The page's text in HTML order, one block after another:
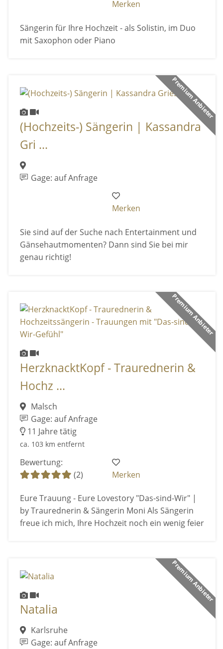
Merken
Sängerin für Ihre Hochzeit - als Solistin, im Duo
mit Saxophon oder Piano
Premium Anbieter
(Hochzeits-) Sängerin | Kassandra
Gri ...
Gage: auf Anfrage
Merken
Sie sind auf der Suche nach Entertainment und
Gänsehautmomenten? Dann sind Sie bei mir
genau richtig!
Premium Anbieter
HerzknacktKopf - Traurednerin &
Hochz ...
Malsch
Gage: auf Anfrage
11 Jahre tätig
ca. 103 km entfernt
Bewertung:
(2)
Merken
Eure Trauung - Eure Lovestory "Das-sind-Wir" |
by Traurednerin & Sängerin Moni Als Sängerin
freue ich mich, Ihre Hochzeit noch ein wenig feier
Premium Anbieter
Natalia
Karlsruhe
Gage: auf Anfrage